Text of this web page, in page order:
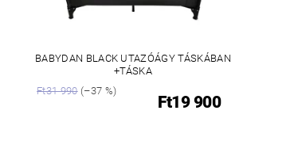
BABYDAN BLACK UTAZÓÁGY TÁSKÁBAN
+TÁSKA
Ft31 990(–37 %)
Ft19 900